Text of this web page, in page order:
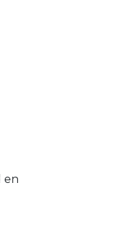
en